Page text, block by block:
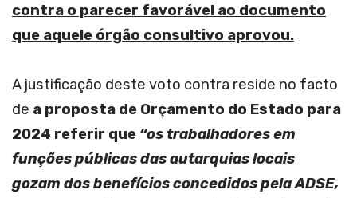
contra o parecer favorável ao documento
que aquele órgão consultivo aprovou.
A justificação deste voto contra reside no facto
de a proposta de Orçamento do Estado para
2024 referir que “os trabalhadores em
funções públicas das autarquias locais
gozam dos benefícios concedidos pela ADSE,